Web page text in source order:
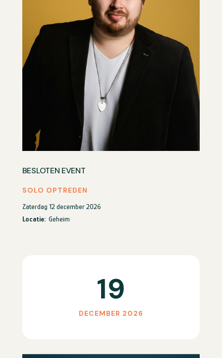
BESLOTEN EVENT
SOLO OPTREDEN
Zaterdag 12 december 2026
Locatie: Geheim
19
DECEMBER 2026